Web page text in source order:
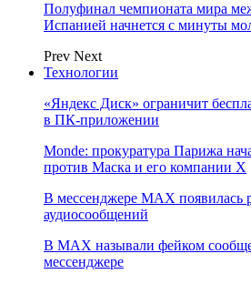
Полуфинал чемпионата мира
Испанией начнется с минуты
Prev Next
Технологии
«Яндекс Диск» ограничит
в ПК-приложении
Monde: прокуратура Парижа
против Маска и его компании X
В мессенджере MAX появилась
аудиосообщений
В МAX называли фейком
мессенджере